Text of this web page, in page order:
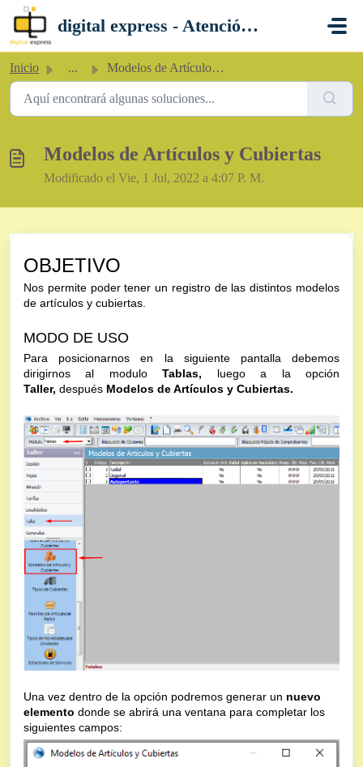
Saltar al contenido principal
digital express - Atención al Cliente
Inicio ... Modelos de Artículos y Cubiertas
Modelos de Artículos y Cubiertas
Modificado el Vie, 1 Jul, 2022 a 4:07 P. M.
OBJETIVO
Nos permite poder tener un registro de las distintos modelos
de artículos y cubiertas.
MODO DE USO
Para posicionarnos en la siguiente pantalla debemos
dirigirnos al moduloTablas, luego a la opción
Taller, después Modelos de Artículos y Cubiertas.
Una vez dentro de la opción podremos generar un nuevo
elemento donde se abrirá una ventana para completar los
siguientes campos: